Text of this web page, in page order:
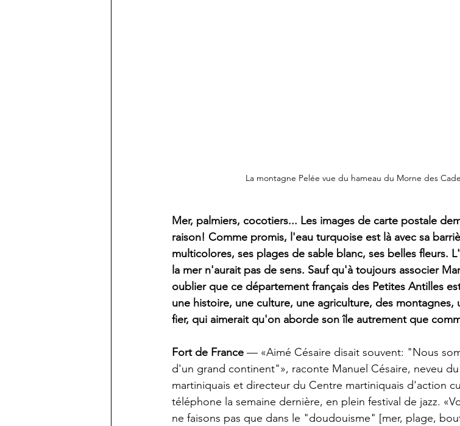
La montagne Pelée vue du hameau du Morne des
Mer, palmiers, cocotiers... Les images de carte postale
raison! Comme promis, l'eau turquoise est là avec sa
multicolores, ses plages de sable blanc, ses belles fleurs.
la mer n'aurait pas de sens. Sauf qu'à toujours associer
oublier que ce département français des Petites Antilles
une histoire, une culture, une agriculture, des
fier, qui aimerait qu'on aborde son île autrement que
Fort de France — «Aimé Césaire disait souvent: "Nous
d'un grand continent"», raconte Manuel Césaire, neveu
martiniquais et directeur du Centre martiniquais d'action
téléphone la semaine dernière, en plein festival de jazz.
ne faisons pas que dans le "doudouisme" [mer, plage,